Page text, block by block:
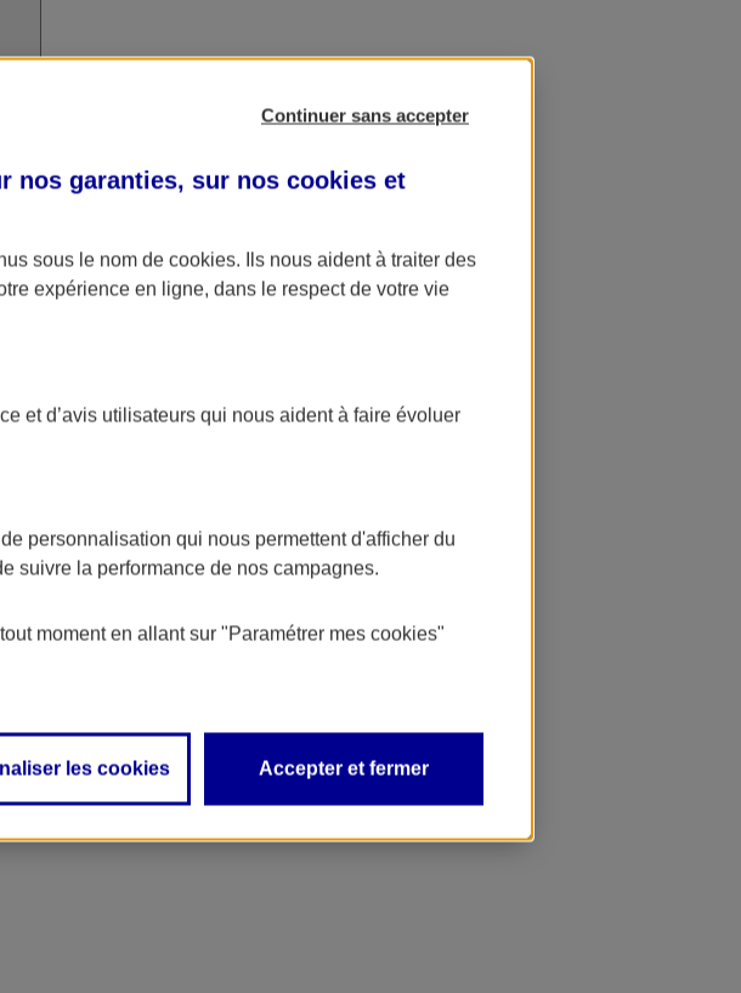
Continuer sans accepter
nos garanties, sur nos cookies et
sous le nom de cookies. Ils nous aident à traiter des
expérience en ligne, dans le respect de votre vie
et d’avis utilisateurs qui nous aident à faire évoluer
personnalisation qui nous permettent d'afficher du
suivre la performance de nos campagnes.
moment en allant sur "Paramétrer mes cookies"
les cookies Accepter et fermer